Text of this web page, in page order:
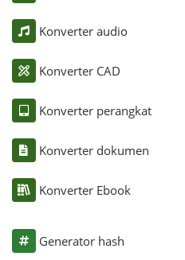
Konverter audio
Konverter CAD
Konverter perangkat
Konverter dokumen
Konverter Ebook
Generator hash